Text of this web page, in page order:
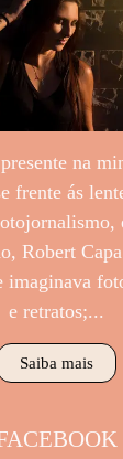
na
frente ás
Robert
imaginava
e retratos;...
Saiba mais